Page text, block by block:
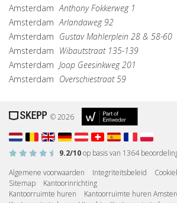
Amsterdam Anthony Fokkerweg 1
Amsterdam Arlandaweg 92
Amsterdam Gustav Mahlerplein 28 & 58-60
Amsterdam Wibautstraat 135-139
Amsterdam Joop Geesinkweg 201
Amsterdam Overschiestraat 59
© 2026
9.2/10op basis van 1364
Algemene voorwaarden
Integriteitsbeleid
Sitemap
Kantoorinrichting
Kantoorruimte huren
Kantoorruimte huren